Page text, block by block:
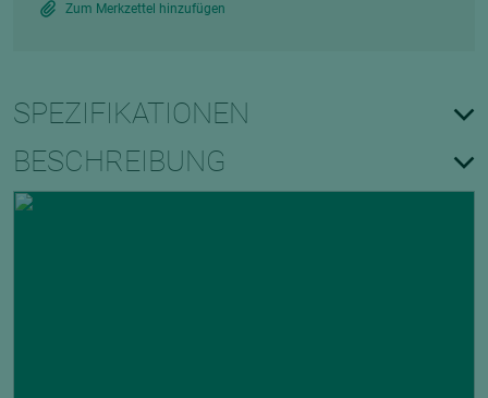
Zum Merkzettel hinzufügen
SPEZIFIKATIONEN
BESCHREIBUNG